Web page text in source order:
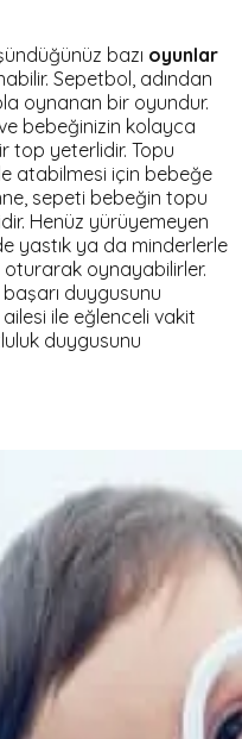
bazı oyunlar
Sepetbol, adından
oynanan bir oyundur.
bebeğinizin kolayca
top yeterlidir. Topu
atabilmesi için bebeğe
sepeti bebeğin topu
Henüz yürüyemeyen
yastık ya da minderlerle
oynayabilirler.
duygusunu
ile eğlenceli vakit
duygusunu